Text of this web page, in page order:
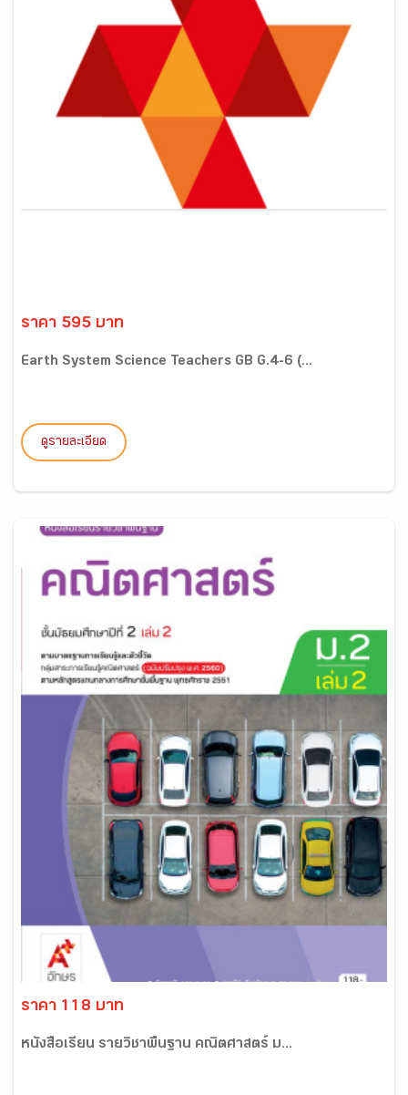
ราคา 595 บาท
Earth System Science Teachers GB G.4-6 (...
ดูรายละเอียด
ราคา 118 บาท
หนังสือเรียน รายวิชาพื้นฐาน คณิตศาสตร์ ม...